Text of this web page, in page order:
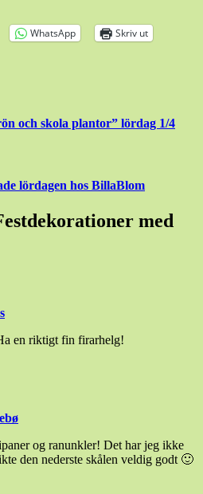
WhatsApp
Skriv ut
och skola plantor” lördag 1/4
lördagen hos BillaBlom
med
en riktigt fin firarhelg!
og ranunkler! Det har jeg ikke
den nederste skålen veldig godt 🙂